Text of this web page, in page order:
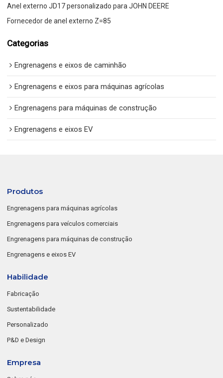
Anel externo JD17 personalizado para JOHN DEERE
Fornecedor de anel externo Z=85
Categorias
Engrenagens e eixos de caminhão
Engrenagens e eixos para máquinas agrícolas
Engrenagens para máquinas de construção
Engrenagens e eixos EV
Produtos
Engrenagens para máquinas agrícolas
Engrenagens para veículos comerciais
Engrenagens para máquinas de construção
Engrenagens e eixos EV
Habilidade
Fabricação
Sustentabilidade
Personalizado
P&D e Design
Empresa